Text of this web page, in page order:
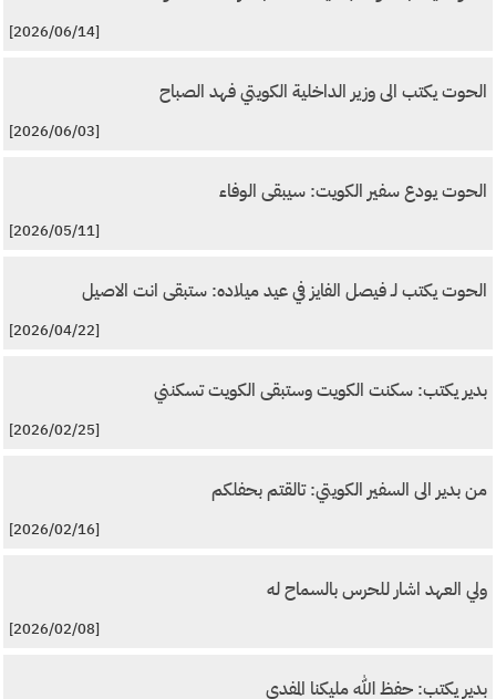
[2026/06/14]
الحوت يكتب الى وزير الداخلية الكويتي فهد الصباح
[2026/06/03]
الحوت يودع سفير الكويت: سيبقى الوفاء
[2026/05/11]
الحوت يكتب لـ فيصل الفايز في عيد ميلاده: ستبقى انت الاصيل
[2026/04/22]
بدير يكتب: سكنت الكويت وستبقى الكويت تسكنني
[2026/02/25]
من بدير الى السفير الكويتي: تالقتم بحفلكم
[2026/02/16]
ولي العهد اشار للحرس بالسماح له
[2026/02/08]
بدير يكتب: حفظ الله مليكنا المفدى